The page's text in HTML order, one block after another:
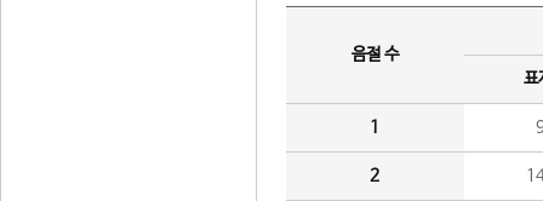
음절 수
표
1
2